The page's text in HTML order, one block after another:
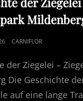
CARNIFLOR
der Ziegelei –
Die Geschichte
auf eine lange